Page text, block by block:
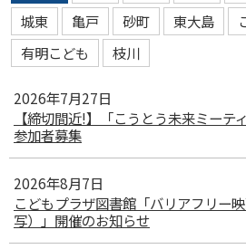
城東
亀戸 砂町 東大島
有明こども
枝川
2026年7月27日
【締切間近!】「こうとう未来ミーテ
参加者募集
2026年8月7日
こどもプラザ図書館「バリアフリー
写）」開催のお知らせ